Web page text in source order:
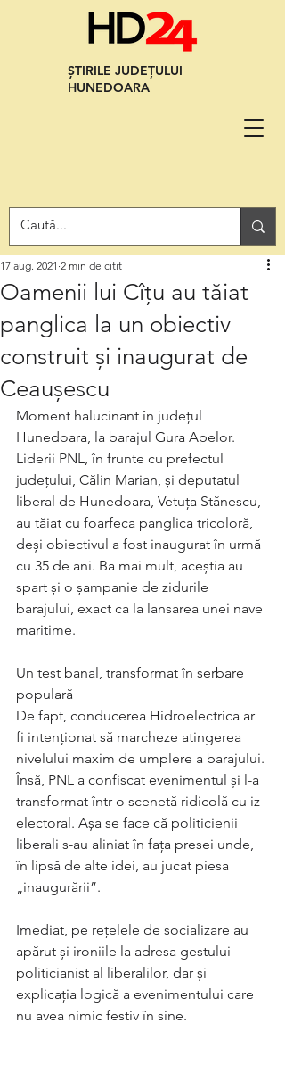
ȘTIRILE JUDEȚULUI
HUNEDOARA
Oamenii lui Cîțu au tăiat
panglica la un obiectiv
construit și inaugurat de
Ceaușescu
17 aug. 2021 2 min de citit
Moment halucinant în județul
Hunedoara, la barajul Gura Apelor.
Liderii PNL, în frunte cu prefectul
județului, Călin Marian, și deputatul
liberal de Hunedoara, Vetuța Stănescu,
au tăiat cu foarfeca panglica tricoloră,
deși obiectivul a fost inaugurat în urmă
cu 35 de ani. Ba mai mult, aceștia au
spart și o șampanie de zidurile
barajului, exact ca la lansarea unei nave
maritime.
Un test banal, transformat în serbare
populară
De fapt, conducerea Hidroelectrica ar
fi intenționat să marcheze atingerea
nivelului maxim de umplere a barajului.
Însă, PNL a confiscat evenimentul și l-a
transformat într-o scenetă ridicolă cu iz
electoral. Așa se face că politicienii
liberali s-au aliniat în fața presei unde,
în lipsă de alte idei, au jucat piesa
„inaugurării”.
Imediat, pe rețelele de socializare au
apărut și ironiile la adresa gestului
politicianist al liberalilor, dar și
explicația logică a evenimentului care
nu avea nimic festiv în sine.